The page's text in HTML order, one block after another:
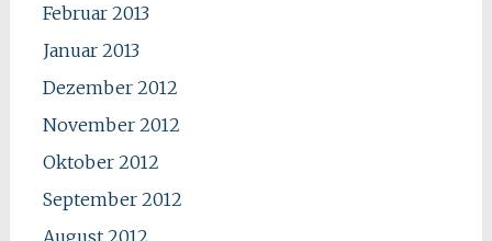
Februar 2013
Januar 2013
Dezember 2012
November 2012
Oktober 2012
September 2012
August 2012